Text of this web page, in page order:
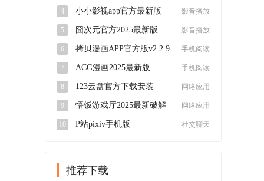
4
小小影视app官方最新版
影音播放
5
囧次元官方2025最新版
影音播放
6
拷贝漫画APP官方版v2.2.9
手机阅读
7
ACG漫画2025最新版
手机阅读
8
123云盘官方下载安装
网络应用
9
悟饭游戏厅2025最新破解
网络应用
10
P站pixiv手机版
社交聊天
推荐下载